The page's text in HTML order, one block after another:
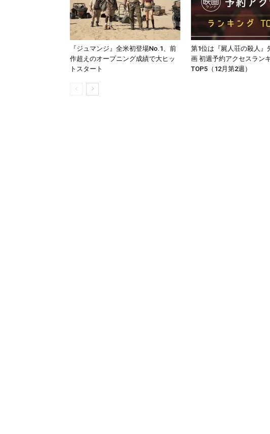
『ジュマンジ』全米初登場No.1、前
作超えのオープニング成績で大ヒッ
トスタート
第1位は『屍人荘の殺人』
画 初週予約アクセスラン
TOP5（12月第2週）